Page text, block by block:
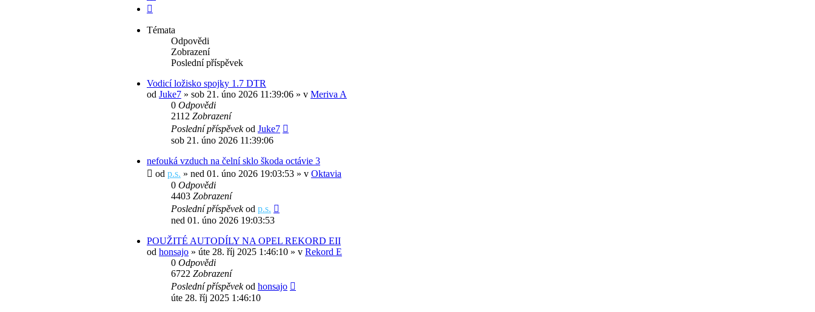
Témata
Odpovědi
Zobrazení
Poslední příspěvek
Vodicí ložisko spojky 1.7 DTR
od Juke7 » sob 21. úno 2026 11:39:06 » v Meriva A
0 Odpovědi
2112 Zobrazení
Poslední příspěvekod Juke7
sob 21. úno 2026 11:39:06
nefouká vzduch na čelní sklo škoda octávie 3
od p.s. » ned 01. úno 2026 19:03:53 » v Oktavia
0 Odpovědi
4403 Zobrazení
Poslední příspěvekod p.s.
ned 01. úno 2026 19:03:53
POUŽITÉ AUTODÍLY NA OPEL REKORD EII
od honsajo » úte 28. říj 2025 1:46:10 » v Rekord E
0 Odpovědi
6722 Zobrazení
Poslední příspěvekod honsajo
úte 28. říj 2025 1:46:10